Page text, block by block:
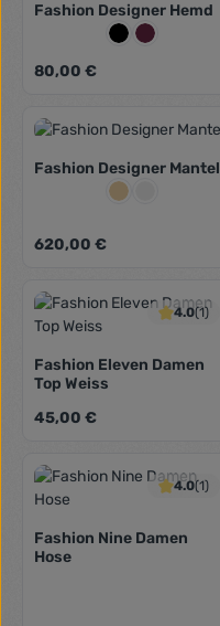
Fashion Designer Hemd
SchwarzWeinrot
Regulärer Preis:
80,00 €
Fashion Designer Mantel
Beige
Regulärer Preis:
620,00 €
4.0(1)
Fashion Eleven Damen
Top Weiss
Regulärer Preis:
45,00 €
4.0(1)
Fashion Nine Damen
Hose